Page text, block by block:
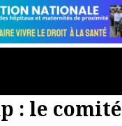
: le comité